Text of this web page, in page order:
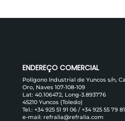
ENDEREÇO ​​COMERCIAL
Polígono Industrial de Yuncos s/n,
Oro, Naves 107-108-109
Lat: 40.106472, Long-3.893776
45210 Yuncos (Toledo)
Tel.: +34 925 51 91 06 / +34 925 55 79 81
e-mail: refralia@refralia.com